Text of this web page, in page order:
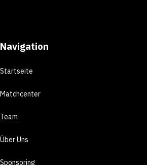
Navigation
Startseite
Matchcenter
Team
Über Uns
Sponsoring